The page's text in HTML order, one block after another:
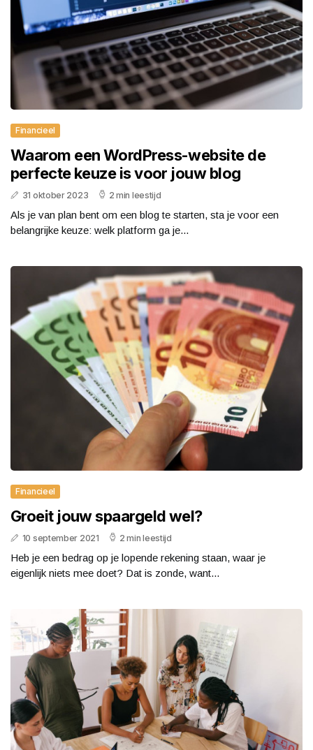
Financieel
Waarom een WordPress-website de
perfecte keuze is voor jouw blog
31 oktober 2023 2 min leestijd
Als je van plan bent om een blog te starten, sta je voor een
belangrijke keuze: welk platform ga je...
Financieel
Groeit jouw spaargeld wel?
10 september 2021 2 min leestijd
Heb je een bedrag op je lopende rekening staan, waar je
eigenlijk niets mee doet? Dat is zonde, want...